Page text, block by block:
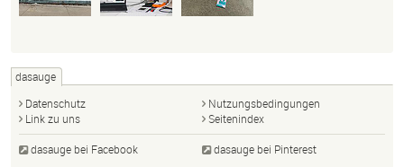
dasauge
Datenschutz
Nutzungsbedingungen
Link zu uns
Seitenindex
dasauge bei Facebook dasauge bei Pinterest